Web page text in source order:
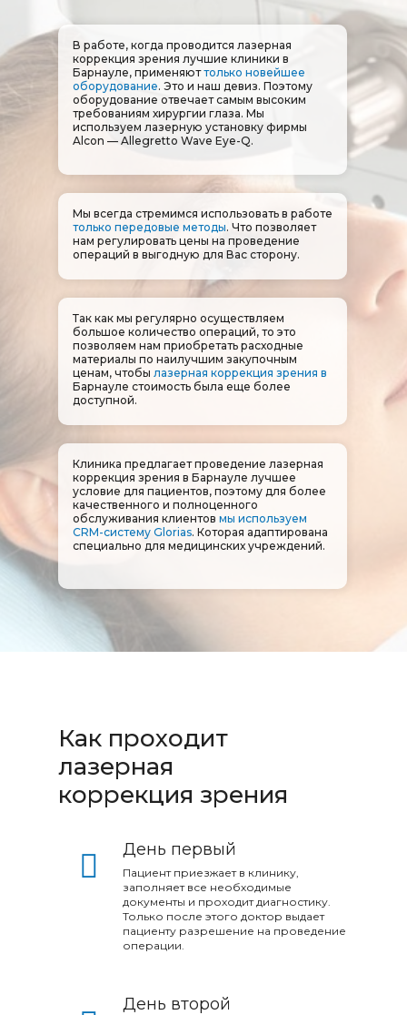
В работе, когда проводится лазерная
коррекция зрения лучшие клиники в
Барнауле, применяюттолько новейшее
оборудование. Это и наш девиз. Поэтому
оборудование отвечает самым высоким
требованиям хирургии глаза. Мы
используем лазерную установку фирмы
Alcon — Allegretto Wave Eye-Q.
Мы всегда стремимся использовать в работе
только передовые методы. Что позволяет
нам регулировать цены на проведение
операций в выгодную для Вас сторону.
Так как мы регулярно осуществляем
большое количество операций, то это
позволяем нам приобретать расходные
материалы по наилучшим закупочным
ценам, чтобы лазерная коррекция зрения в
Барнауле​​​​​​​ стоимость была еще более
доступной.
Клиника предлагает проведение лазерная
коррекция зрения в Барнауле лучшее
условие для пациентов, поэтому для более
качественного и полноценного
обслуживания клиентов мы используем
CRM-систему Glorias. Которая адаптирована
специально для медицинских учреждений.
Как проходит
лазерная
коррекция зрения
День первый
Пациент приезжает в клинику,
заполняет все необходимые
документы и проходит диагностику.
Только после этого доктор выдает
пациенту разрешение на проведение
операции.​​​​​​​
День второй